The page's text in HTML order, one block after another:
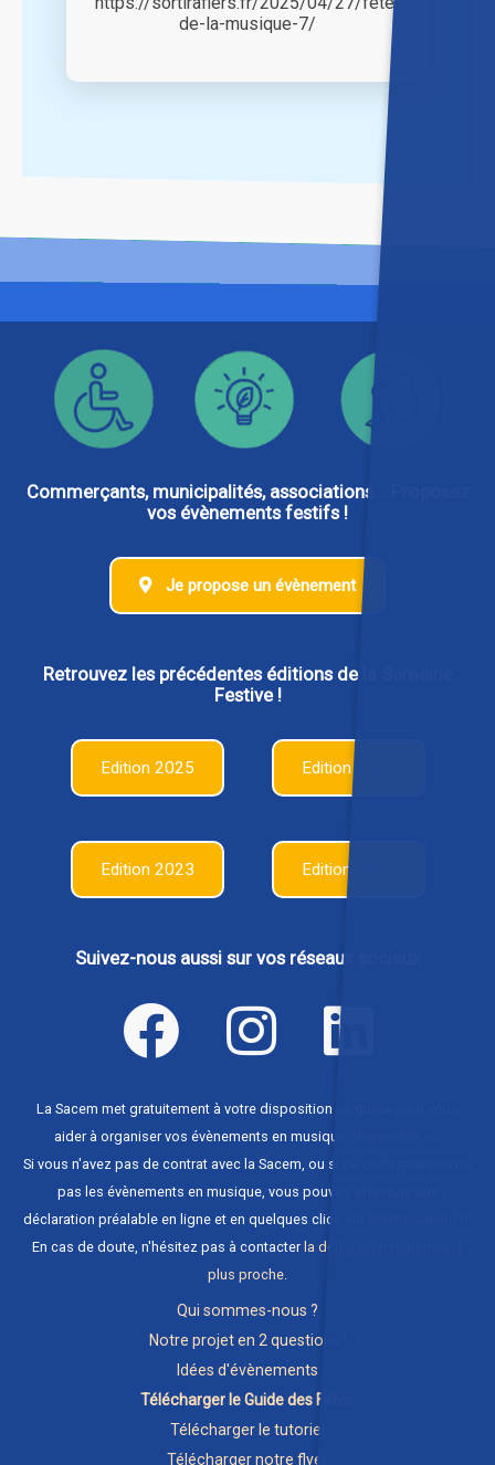
de-la-musique-7/
Commerçants, municipalités, associations... Proposez
vos évènements festifs !
Je propose un évènement
Retrouvez les précédentes éditions de la Semaine
Festive !
Edition 2025 Edition 2024
Edition 2023 Edition 2022
Suivez-nous aussi sur vos réseaux sociaux
La Sacem met gratuitement à votre disposition un guide pour vous
aider à organiser vos évènements en musique,
Si vous n'avez pas de contrat avec la Sacem, ou si ce contrat ne couvre
pas les évènements en musique, vous pouvez effectuer une
déclaration préalable en ligne et en quelques clics sur
En cas de doute, n'hésitez pas à contacterla délégation régionale la
plus proche
Qui sommes-nous ?
Notre projet en 2 questions !
Idées d'évènements
Télécharger le Guide des Fêtes
Télécharger le tutoriel
Télécharger notre flyer